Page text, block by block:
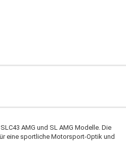
AMG und SL AMG Modelle. Die
eine sportliche Motorsport-Optik und